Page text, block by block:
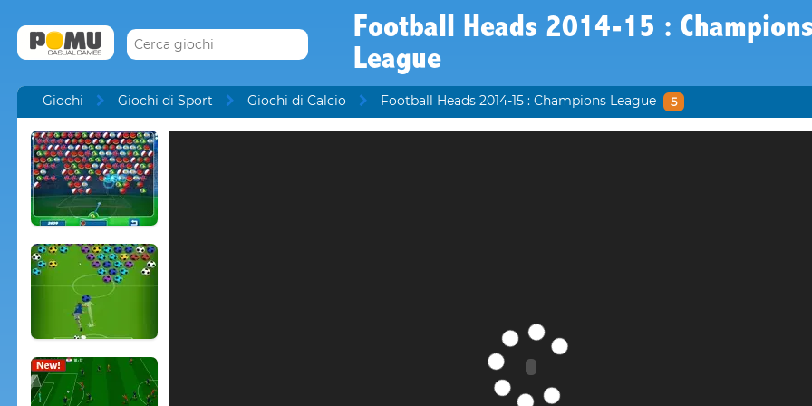
Football Heads 2014-15 :
League
Giochi Giochi di Sport Giochi di Calcio Football Heads 2014-15 : Champions League 5